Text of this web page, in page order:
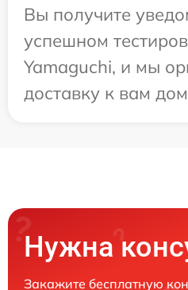
Вы получите
успешном
Yamaguchi, и мы
доставку к вам
Нужна
Закажите бесплатную